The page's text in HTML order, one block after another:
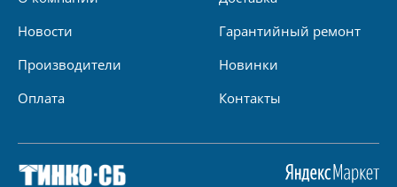
Новости
Производители
Оплата
Гарантийный ремонт
Новинки
Контакты